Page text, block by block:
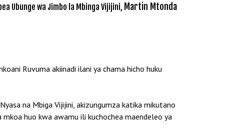
Ubunge wa Jimbo la Mbinga Vijijini, Martin Mtonda
Ruvuma akiinadi ilani ya chama hicho huku
na Mbiga Vijijini, akizungumza katika mikutano
huo kwa awamu ili kuchochea maendeleo ya